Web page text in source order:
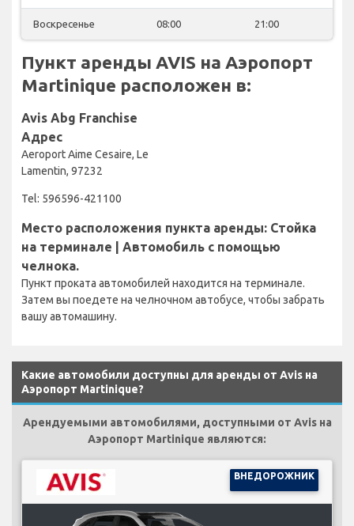
Воскресенье 08:00 21:00
Пункт аренды AVIS на Аэропорт
Martinique расположен в:
Avis Abg Franchise
Адрес
Aeroport Aime Cesaire, Le
Lamentin, 97232
Tel: 596596-421100
Место расположения пункта аренды: Стойка
на терминале | Автомобиль с помощью
челнока.
Пункт проката автомобилей находится на терминале.
Затем вы поедете на челночном автобусе, чтобы забрать
вашу автомашину.
Какие автомобили доступны для аренды от Avis на
Аэропорт Martinique?
Арендуемыми автомобилями, доступными от Avis на
Аэропорт Martinique являются:
ВНЕДОРОЖНИК